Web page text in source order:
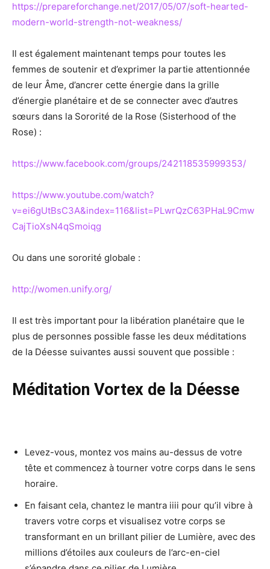
https://prepareforchange.net/2017/05/07/soft-hearted-
modern-world-strength-not-weakness/
Il est également maintenant temps pour toutes les
femmes de soutenir et d’exprimer la partie attentionnée
de leur Âme, d’ancrer cette énergie dans la grille
d’énergie planétaire et de se connecter avec d’autres
sœurs dans la Sororité de la Rose (Sisterhood of the
Rose) :
https://www.facebook.com/groups/242118535999353/
https://www.youtube.com/watch?
v=ei6gUtBsC3A&index=116&list=PLwrQzC63PHaL9Cmw
CajTioXsN4qSmoiqg
Ou dans une sororité globale :
http://women.unify.org/
Il est très important pour la libération planétaire que le
plus de personnes possible fasse les deux méditations
de la Déesse suivantes aussi souvent que possible :
Méditation Vortex de la Déesse
Levez-vous, montez vos mains au-dessus de votre
tête et commencez à tourner votre corps dans le sens
horaire.
En faisant cela, chantez le mantra iiii pour qu’il vibre à
travers votre corps et visualisez votre corps se
transformant en un brillant pilier de Lumière, avec des
millions d’étoiles aux couleurs de l’arc-en-ciel